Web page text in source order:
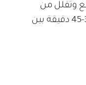
وتقلل من
شهيتك، وتأكد من ترك مسافة 30-45 دقيقة بين